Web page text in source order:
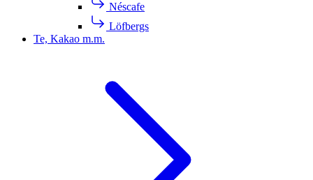
Néscafe
Löfbergs
Te, Kakao m.m.